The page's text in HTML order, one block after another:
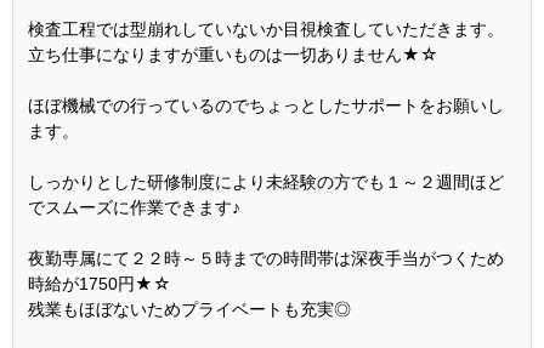
検査工程では型崩れしていないか目視検査していただきます。
立ち仕事になりますが重いものは一切ありません★☆
ほぼ機械での行っているのでちょっとしたサポートをお願いし
ます。
しっかりとした研修制度により未経験の方でも１～２週間ほど
でスムーズに作業できます♪
夜勤専属にて２２時～５時までの時間帯は深夜手当がつくため
時給が1750円★☆
残業もほぼないためプライベートも充実◎